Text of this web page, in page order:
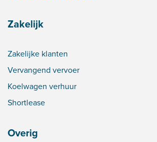
Zakelijk
Zakelijke klanten
Vervangend vervoer
Koelwagen verhuur
Shortlease
Overig